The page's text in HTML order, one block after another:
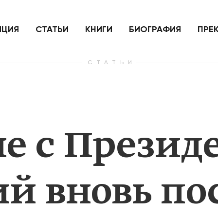
нанесенный по самим себе
СТАТЬИ КНИГИ БИОГРАФИЯ
СТАТЬИ
с
вновь